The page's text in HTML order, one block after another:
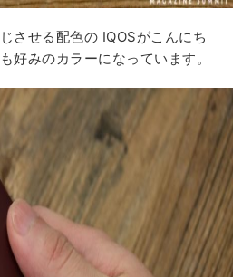
させる配色の IQOSがこんにち
好みのカラーになっています。